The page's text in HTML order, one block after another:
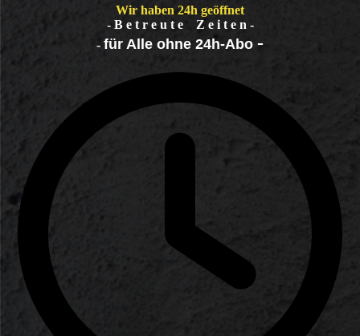
Wir haben 24h geöffnet
- B e t r e u t e Z e i t e n -
- für Alle ohne 24h-Abo -